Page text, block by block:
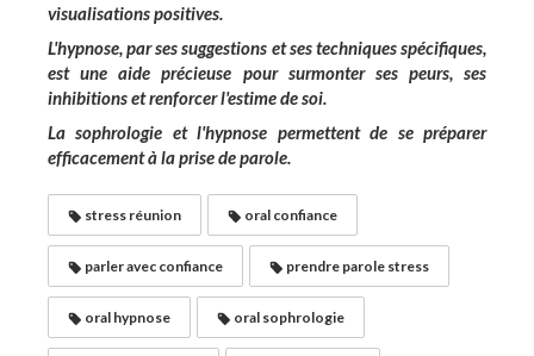
visualisations positives.
L'hypnose, par ses suggestions et ses techniques spécifiques,
est une aide précieuse pour surmonter ses peurs, ses
inhibitions et renforcer l'estime de soi.
La sophrologie et l'hypnose permettent de se préparer
efficacement à la prise de parole.
stress réunion oral confiance
parler avec confiance prendre parole stress
oral hypnose oral sophrologie